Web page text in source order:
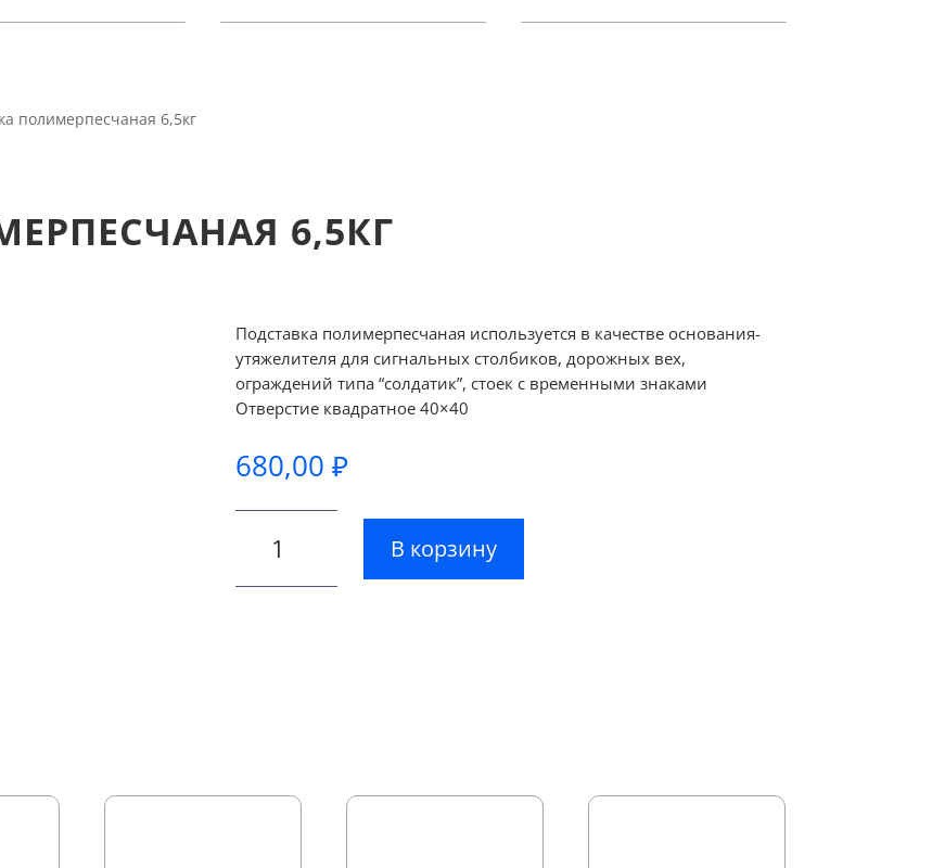
полимерпесчаная 6,5кг
6,5КГ
Подставка полимерпесчаная используется в качестве основания-
утяжелителя для сигнальных столбиков, дорожных вех,
ограждений типа “солдатик”, стоек с временными знаками
Отверстие квадратное 40×40
680,00 ₽
товара
В корзину